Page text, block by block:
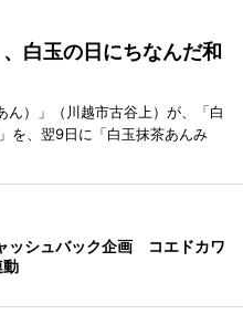
白玉の日にちなんだ和
ん）」（川越市古谷上）が、「白
を、翌9日に「白玉抹茶あんみ
ッシュバック企画 コエドカワ
動